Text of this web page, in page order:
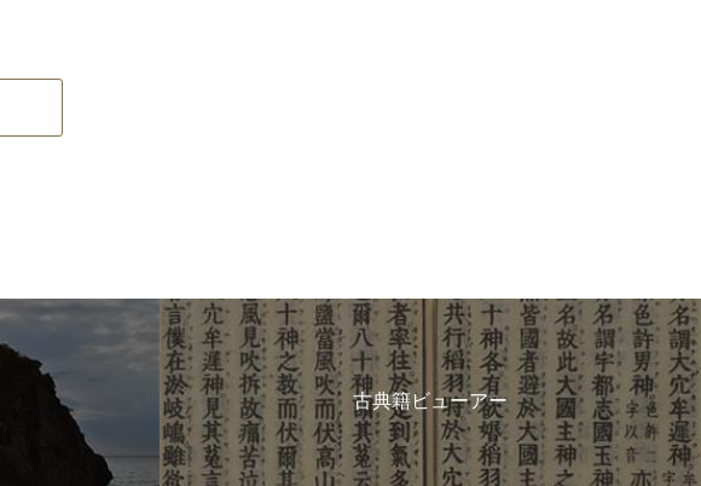
古典籍ビューアー